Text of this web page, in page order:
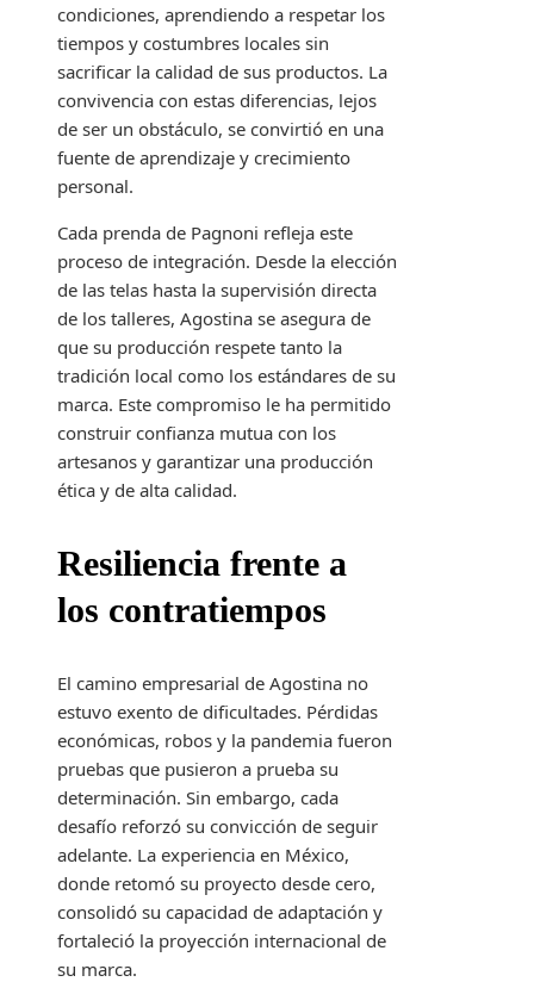
condiciones, aprendiendo a respetar los
tiempos y costumbres locales sin
sacrificar la calidad de sus productos. La
convivencia con estas diferencias, lejos
de ser un obstáculo, se convirtió en una
fuente de aprendizaje y crecimiento
personal.
Cada prenda de Pagnoni refleja este
proceso de integración. Desde la elección
de las telas hasta la supervisión directa
de los talleres, Agostina se asegura de
que su producción respete tanto la
tradición local como los estándares de su
marca. Este compromiso le ha permitido
construir confianza mutua con los
artesanos y garantizar una producción
ética y de alta calidad.
Resiliencia frente a
los contratiempos
El camino empresarial de Agostina no
estuvo exento de dificultades. Pérdidas
económicas, robos y la pandemia fueron
pruebas que pusieron a prueba su
determinación. Sin embargo, cada
desafío reforzó su convicción de seguir
adelante. La experiencia en México,
donde retomó su proyecto desde cero,
consolidó su capacidad de adaptación y
fortaleció la proyección internacional de
su marca.